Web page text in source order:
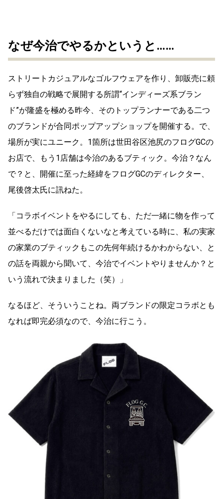
なぜ今治でやるかというと……
ストリートカジュアルなゴルフウェアを作り、卸販売に頼
らず独自の戦略で展開する所謂“インディーズ系ブラン
ド”が隆盛を極める昨今、そのトップランナーである二つ
のブランドが合同ポップアップショップを開催する。で、
場所が実にユニーク。1箇所は世田谷区池尻のフログGCの
お店で、もう1店舗は今治のあるブティック。今治？なん
で？と、開催に至った経緯をフログGCのディレクター、
尾後啓太氏に訊ねた。
「コラボイベントをやるにしても、ただ一緒に物を作って
並べるだけでは面白くないなと考えている時に、私の実家
の家業のブティックもこの先何年続けるかわからない、と
の話を両親から聞いて、今治でイベントやりませんか？と
いう流れで決まりました（笑）」
なるほど、そういうことね。両ブランドの限定コラボとも
なれば即完必須なので、今治に行こう。